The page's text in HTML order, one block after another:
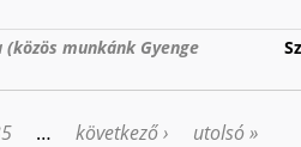
munkánk Gyenge
… következő › utolsó »